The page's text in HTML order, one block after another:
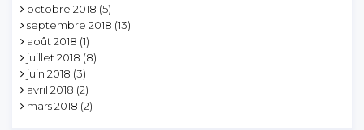
octobre 2018 (5)
septembre 2018 (13)
août 2018 (1)
juillet 2018 (8)
juin 2018 (3)
avril 2018 (2)
mars 2018 (2)